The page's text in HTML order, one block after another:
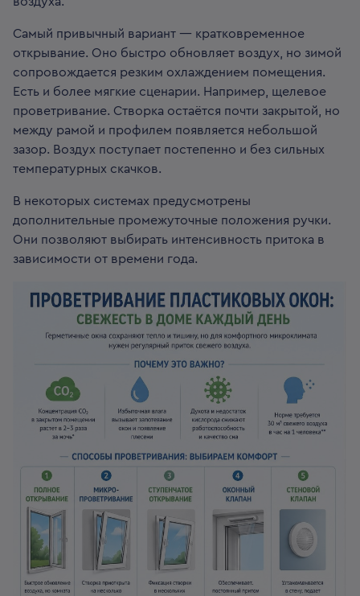
Самый привычный вариант — кратковременное
открывание. Оно быстро обновляет воздух, но зимой
сопровождается резким охлаждением помещения.
Есть и более мягкие сценарии. Например, щелевое
проветривание. Створка остаётся почти закрытой, но
между рамой и профилем появляется небольшой
зазор. Воздух поступает постепенно и без сильных
температурных скачков.
В некоторых системах предусмотрены
дополнительные промежуточные положения ручки.
Они позволяют выбирать интенсивность притока в
зависимости от времени года.